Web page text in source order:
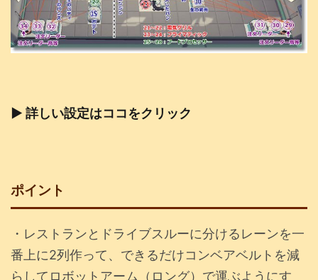
▶ 詳しい設定はココをクリック
ポイント
・レストランとドライブスルーに分けるレーンを一
番上に2列作って、できるだけコンベアベルトを減
らしてロボットアーム（ロング）で運ぶようにす